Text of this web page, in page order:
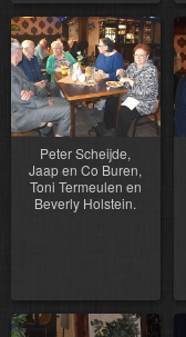
Peter Scheijde,
Jaap en Co Buren,
Toni Termeulen en
Beverly Holstein.